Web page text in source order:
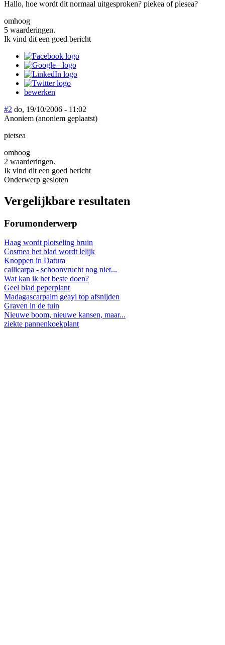
Hallo, hoe wordt dit normaal uitgesproken? piekea of piesea?
omhoog
5 waarderingen.
Ik vind dit een goed bericht
bewerken
#2 do, 19/10/2006 - 11:02
Anoniem (anoniem geplaatst)
pietsea
omhoog
2 waarderingen.
Ik vind dit een goed bericht
Onderwerp gesloten
Vergelijkbare resultaten
Forumonderwerp
Haag wordt plotseling bruin
Cosmea het blad wordt lelijk
Knoppen in Datura
callicarpa - schoonvrucht nog niet...
Wat kan ik het beste doen?
Geel blad peperplant
Madagascarpalm geayi top afsnijden
Graven in de tuin
Nieuwe boom, nieuwe kansen, maar...
ziekte pannenkoekplant